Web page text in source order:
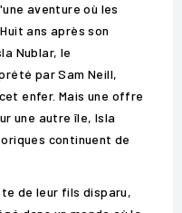
aventure où les
ans après son
Nublar, le
par Sam Neill,
enfer. Mais une offre
une autre île, Isla
continuent de
de leur fils disparu,